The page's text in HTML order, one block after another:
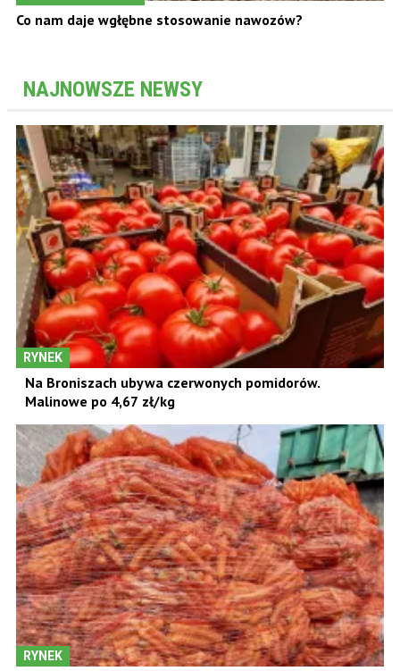
Co nam daje wgłębne stosowanie nawozów?
NAJNOWSZE NEWSY
RYNEK
Na Broniszach ubywa czerwonych pomidorów.
Malinowe po 4,67 zł/kg
RYNEK